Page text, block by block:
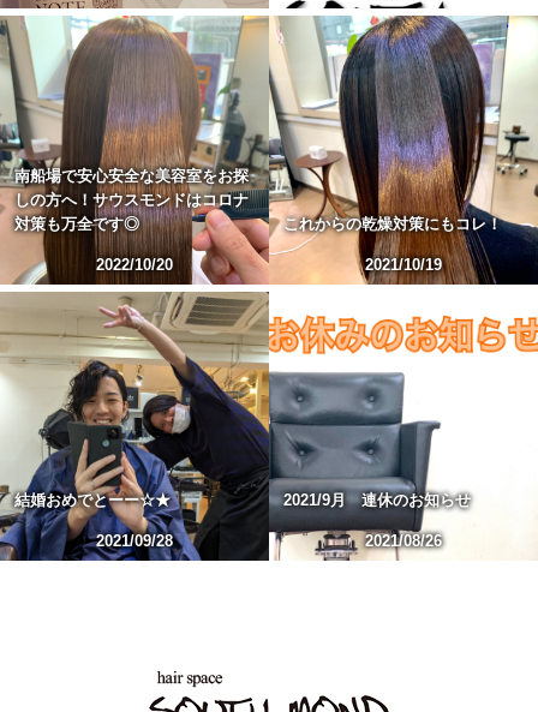
南船場で安心安全な美容室をお探
しの方へ！サウスモンドはコロナ
対策も万全です◎
2022/10/20
これからの乾燥対策にもコレ！
2021/10/19
結婚おめでとーー☆★
2021/09/28
2021/9月 連休のお知らせ
2021/08/26